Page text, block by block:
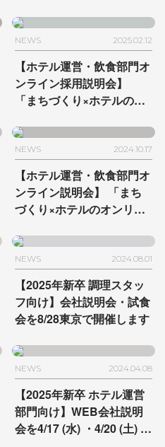
NEWS 2025.02.12
【ホテル運営・飲食部門オ
ンライン採用説明会】
「まちづくり×ホテルのオ
HAMACHO HOTEL編〜」
を2/20に開催
NEWS 2024.10.17
【ホテル運営・飲食部門オ
ンライン説明会】
「まち
づくり×ホテルのオンリー
HOTEL GINZA編〜」を
10/22に開催
NEWS 2024.08.01
【2025年新卒 調理スタッ
フ向け】会社説明会・試食
会を8/28東京で開催します
NEWS 2024.04.08
【2025年新卒 ホテル運営
部門向け】WEB会社説明
会を4/17 (水) ・4/20 (土) ・